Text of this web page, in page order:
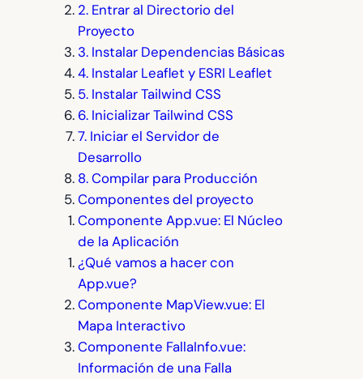
2. Entrar al Directorio del
Proyecto
3. Instalar Dependencias Básicas
4. Instalar Leaflet y ESRI Leaflet
5. Instalar Tailwind CSS
6. Inicializar Tailwind CSS
7. Iniciar el Servidor de
Desarrollo
8. Compilar para Producción
Componentes del proyecto
Componente App.vue: El Núcleo
de la Aplicación
¿Qué vamos a hacer con
App.vue?
Componente MapView.vue: El
Mapa Interactivo
Componente FallaInfo.vue:
Información de una Falla